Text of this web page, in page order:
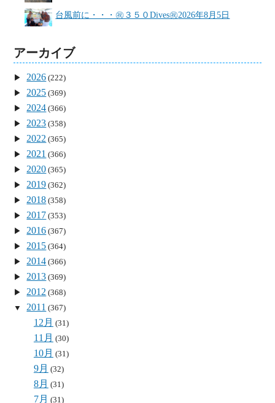
台風前に・・・㊗３５０Dives㊗2026年8月5日
アーカイブ
2026 (222)
2025 (369)
2024 (366)
2023 (358)
2022 (365)
2021 (366)
2020 (365)
2019 (362)
2018 (358)
2017 (353)
2016 (367)
2015 (364)
2014 (366)
2013 (369)
2012 (368)
2011 (367)
12月 (31)
11月 (30)
10月 (31)
9月 (32)
8月 (31)
7月 (31)